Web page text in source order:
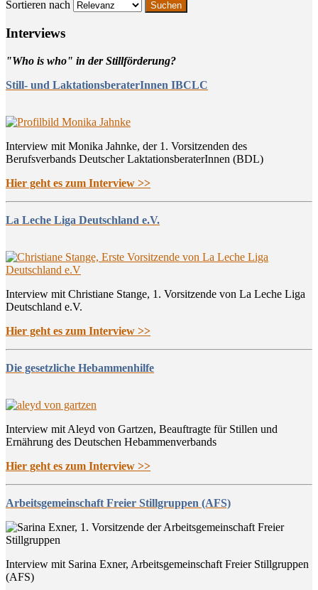
Sortieren nach
Inter­views
"Who is who" in der Stillförderung?
Still- und LaktationsberaterInnen IBCLC
Interview mit Monika Jahnke, der 1. Vorsitzenden des
Berufsverbands Deutscher LaktationsberaterInnen (BDL)
Hier geht es zum Interview >>
La Leche Liga Deutschland e.V.
Interview mit Christiane Stange, 1. Vorsitzende von La Leche Liga
Deutschland e.V.
Hier geht es zum Interview >>
Die gesetzliche Hebammenhilfe
Interview mit Aleyd von Gartzen, Beauftragte für Stillen und
Ernährung des Deutschen Hebammenverbands
Hier geht es zum Interview >>
Arbeitsgemeinschaft Freier Stillgruppen (AFS)
Interview mit Sarina Exner, Arbeitsgemeinschaft Freier Stillgruppen
(AFS)